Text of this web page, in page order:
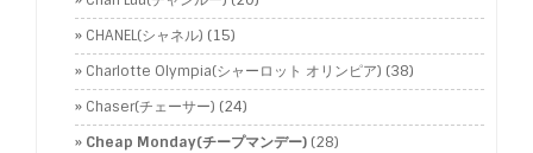
CHANEL(シャネル) (15)
Charlotte Olympia(シャーロット オリンピア) (38)
Chaser(チェーサー) (24)
Cheap Monday(チープマンデー) (28)